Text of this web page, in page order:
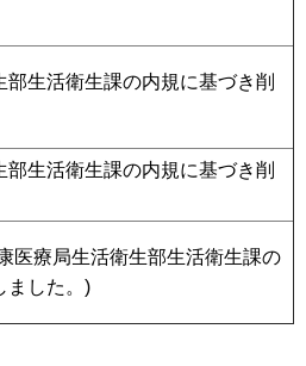
生活衛生課の内規に基づき削
生活衛生課の内規に基づき削
医療局生活衛生部生活衛生課の
ました。)